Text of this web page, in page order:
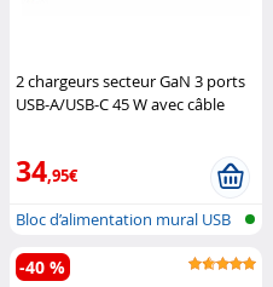
2 chargeurs secteur GaN 3 ports
USB-A/USB-C 45 W avec câble
34,95€
Bloc d’alimentation mural USB
GaN a...
-40 %